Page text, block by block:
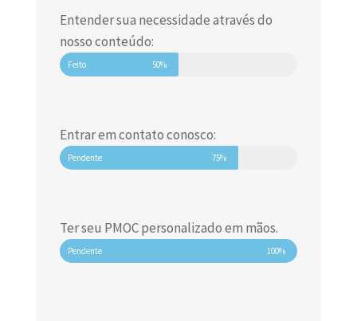
Entender sua necessidade através do
nosso conteúdo:
Feito 50%
Entrar em contato conosco:
Pendente 75%
Ter seu PMOC personalizado em mãos.
Pendente 100%